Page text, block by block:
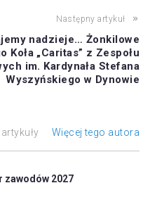
Następny artykuł
nadzieje… Żonkilowe
„Caritas” z Zespołu
im. Kardynała Stefana
Wyszyńskiego w Dynowie
Więcej tego autora
zawodów 2027